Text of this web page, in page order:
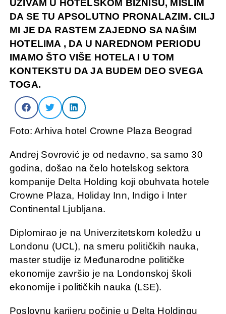
UŽIVAM U HOTELSKOM BIZNISU, MISLIM
DA SE TU APSOLUTNO PRONALAZIM. CILJ
MI JE DA RASTEM ZAJEDNO SA NAŠIM
HOTELIMA , DA U NAREDNOM PERIODU
IMAMO ŠTO VIŠE HOTELA I U TOM
KONTEKSTU DA JA BUDEM DEO SVEGA
TOGA.
Foto: Arhiva hotel Crowne Plaza Beograd
Andrej Sovrović je od nedavno, sa samo 30
godina, došao na čelo hotelskog sektora
kompanije Delta Holding koji obuhvata hotele
Crowne Plaza, Holiday Inn, Indigo i Inter
Continental Ljubljana.
Diplomirao je na Univerzitetskom koledžu u
Londonu (UCL), na smeru političkih nauka,
master studije iz Međunarodne političke
ekonomije završio je na Londonskoj školi
ekonomije i političkih nauka (LSE).
Poslovnu karijeru počinje u Delta Holdingu